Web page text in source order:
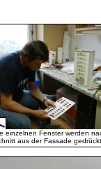
einzelnen Fenster werden
aus der Fassade